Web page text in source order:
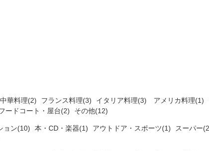
中華料理(2) フランス料理(3) イタリア料理(3) アメリカ料理(1)
ードコート・屋台(2) その他(12)
ョン(10) 本・CD・楽器(1) アウトドア・スポーツ(1) スーパー